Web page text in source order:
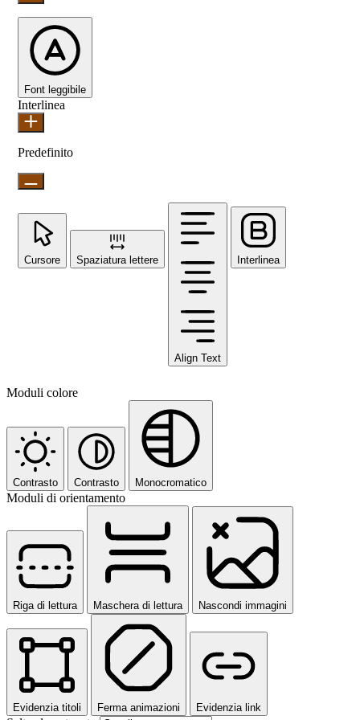
Font leggibile
Interlinea
Predefinito
Cursore Spaziatura lettere
Align Text
Interlinea
Moduli colore
Contrasto Contrasto Monocromatico
Moduli di orientamento
Riga di lettura Maschera di lettura Nascondi immagini
Evidenzia titoli Ferma animazioni Evidenzia link